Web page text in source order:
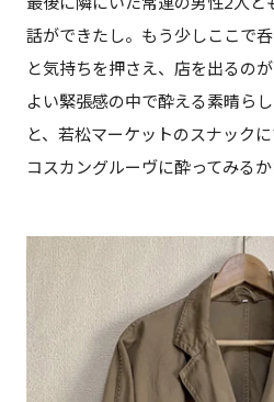
話ができたし。もう少しここで
と気持ちを押さえ、店を出るの
よい緊張感の中で酔える素晴ら
と、若松マーケットのスナック
コスカングルーヴに酔ってみるか